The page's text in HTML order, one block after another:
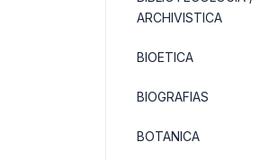
ARCHIVISTICA
BIOETICA
BIOGRAFIAS
BOTANICA